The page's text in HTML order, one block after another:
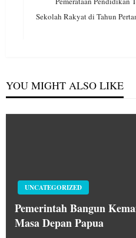
Sekolah Rakyat di Tahun
YOU MIGHT ALSO LIKE
UNCATEGORIZED
Pemerintah Bangun
Masa Depan Papua